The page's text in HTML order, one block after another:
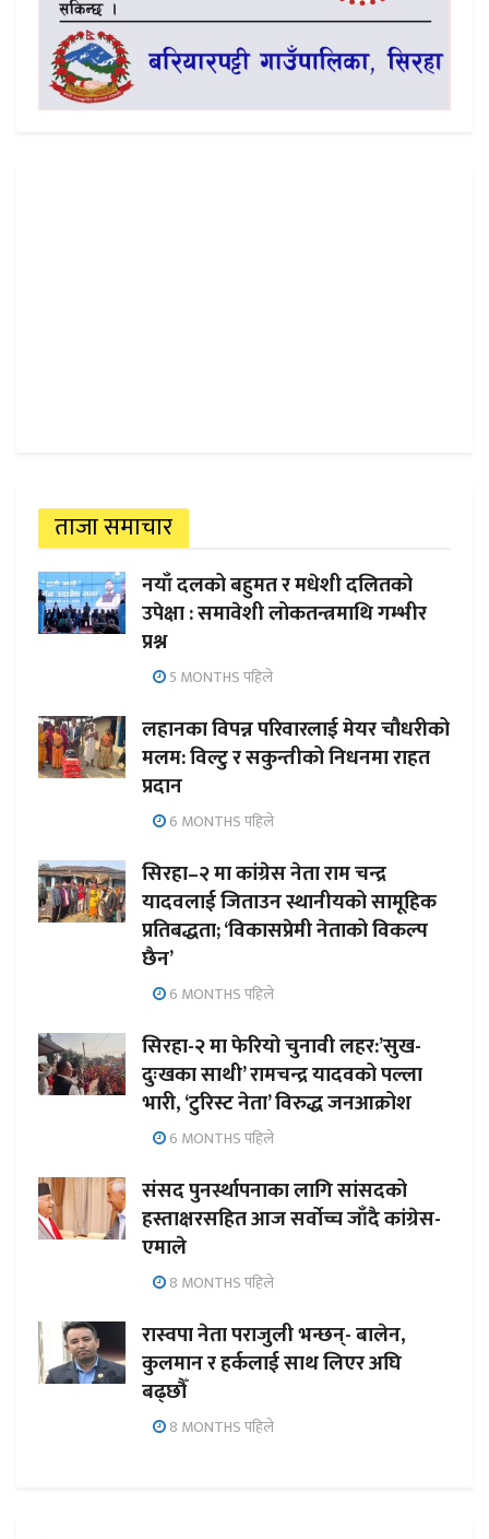
ताजा समाचार
नयाँ दलको बहुमत र मधेशी दलितको
उपेक्षा : समावेशी लोकतन्त्रमाथि गम्भीर
प्रश्न
5 MONTHS पहिले
लहानका विपन्न परिवारलाई मेयर चौधरीको
मलम: विल्टु र सकुन्तीको निधनमा राहत
प्रदान
6 MONTHS पहिले
सिरहा–२ मा कांग्रेस नेता राम चन्द्र
यादवलाई जिताउन स्थानीयको सामूहिक
प्रतिबद्धता; ‘विकासप्रेमी नेताको विकल्प
छैन’
6 MONTHS पहिले
सिरहा-२ मा फेरियो चुनावी लहर:’सुख-
दुःखका साथी’ रामचन्द्र यादवको पल्ला
भारी, ‘टुरिस्ट नेता’ विरुद्ध जनआक्रोश
6 MONTHS पहिले
संसद पुनर्स्थापनाका लागि सांसदको
हस्ताक्षरसहित आज सर्वोच्च जाँदै कांग्रेस-
एमाले
8 MONTHS पहिले
रास्वपा नेता पराजुली भन्छन्- बालेन,
कुलमान र हर्कलाई साथ लिएर अघि
बढ्छौँ
8 MONTHS पहिले